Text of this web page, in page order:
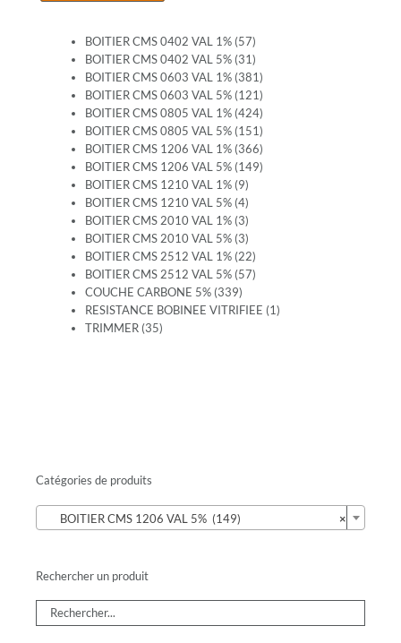
BOITIER CMS 0402 VAL 1% (57)
BOITIER CMS 0402 VAL 5% (31)
BOITIER CMS 0603 VAL 1% (381)
BOITIER CMS 0603 VAL 5% (121)
BOITIER CMS 0805 VAL 1% (424)
BOITIER CMS 0805 VAL 5% (151)
BOITIER CMS 1206 VAL 1% (366)
BOITIER CMS 1206 VAL 5% (149)
BOITIER CMS 1210 VAL 1% (9)
BOITIER CMS 1210 VAL 5% (4)
BOITIER CMS 2010 VAL 1% (3)
BOITIER CMS 2010 VAL 5% (3)
BOITIER CMS 2512 VAL 1% (22)
BOITIER CMS 2512 VAL 5% (57)
COUCHE CARBONE 5% (339)
RESISTANCE BOBINEE VITRIFIEE (1)
TRIMMER (35)
Catégories de produits
×
BOITIER CMS 1206 VAL 5% (149)
Rechercher un produit